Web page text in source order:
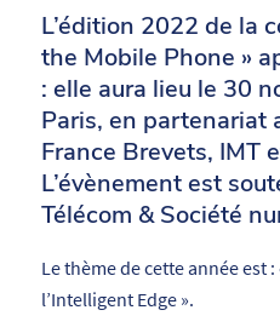
L’édition 2022 de la
the Mobile Phone »
: elle aura lieu le 30
Paris, en partenariat
France Brevets, IMT
L’évènement est
Télécom & Société
Le thème de cette année est
l’Intelligent Edge ».